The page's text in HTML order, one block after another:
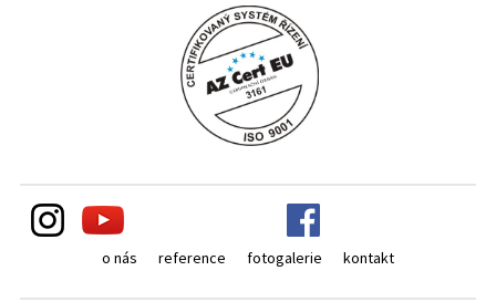
o nás reference fotogalerie kontakt